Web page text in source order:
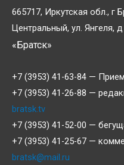
665717, Иркутская обл., г
Центральный, ул. Янгеля,
«Братск»
+7 (3953) 41-63-84 —
+7 (3953) 41-26-88 —
bratsk.tv
+7 (3953) 41-52-00 —
+7 (3953) 41-25-67 —
bratsk@mail.ru